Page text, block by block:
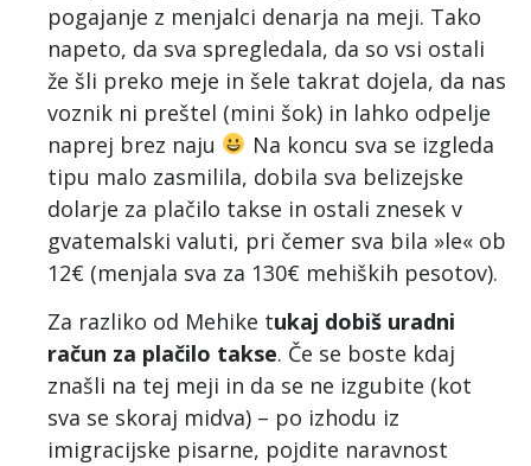
pogajanje z menjalci denarja na meji. Tako
napeto, da sva spregledala, da so vsi ostali
že šli preko meje in šele takrat dojela, da nas
voznik ni preštel (mini šok) in lahko odpelje
naprej brez naju
Na koncu sva se izgleda
tipu malo zasmilila, dobila sva belizejske
dolarje za plačilo takse in ostali znesek v
gvatemalski valuti, pri čemer sva bila »le« ob
12€ (menjala sva za 130€ mehiških pesotov).
Za razliko od Mehike tukaj dobiš uradni
račun za plačilo takse. Če se boste kdaj
znašli na tej meji in da se ne izgubite (kot
sva se skoraj midva) – po izhodu iz
imigracijske pisarne, pojdite naravnost